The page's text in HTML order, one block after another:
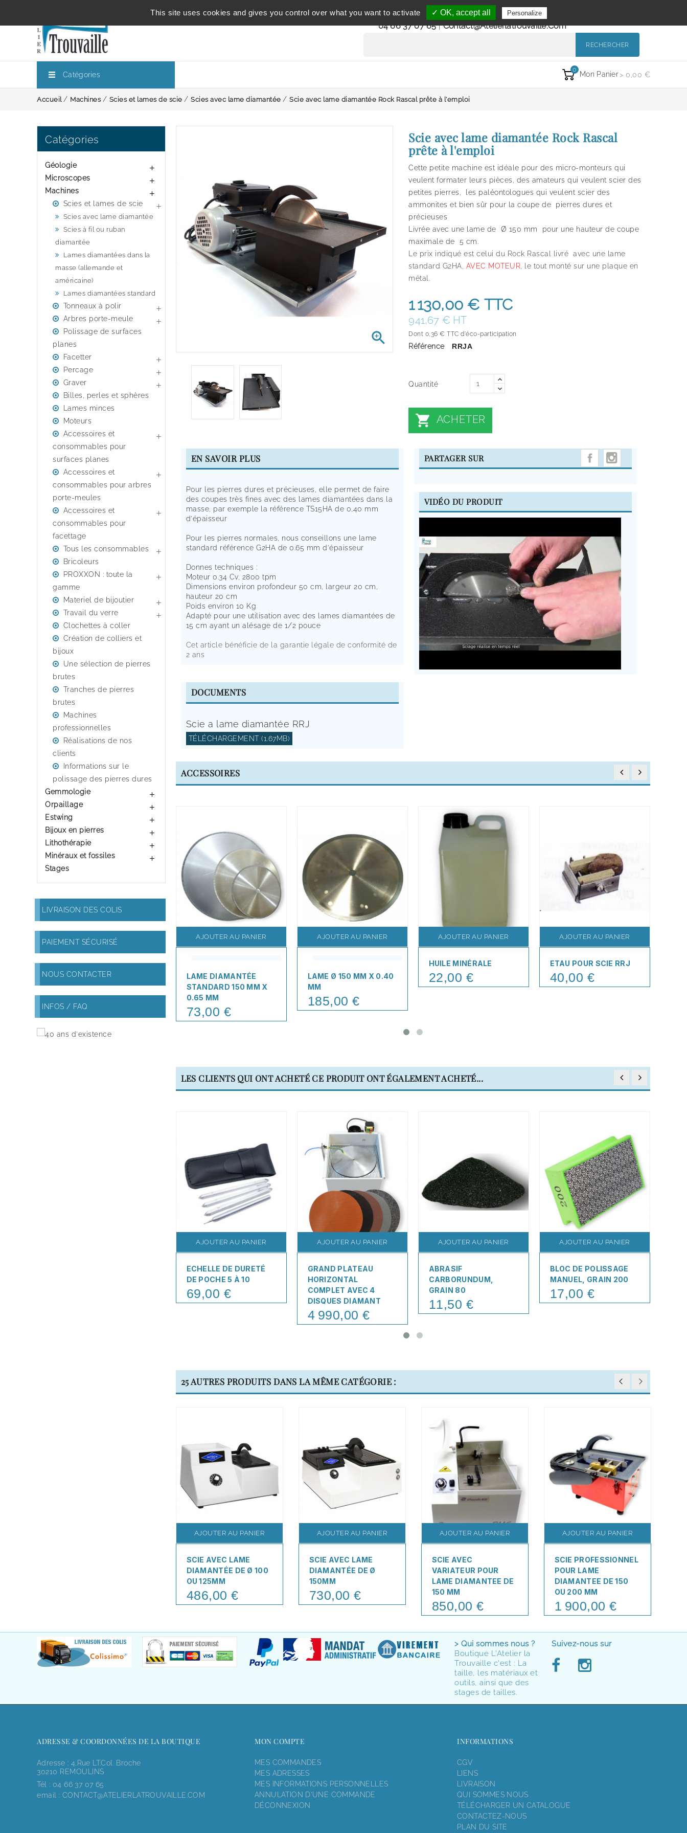
Service clientèle
du lundi au vendredi de 9h à 12h et de 14h à 18h
04 66 37 07 65|Contact@atelierlatrouvaille.com
RECHERCHER
Catégories
0
Mon Panier> 0,00 €
Accueil Machines Scies et lames de scie Scies avec lame diamantée Scie avec lame diamantée Rock Rascal prête à l'emploi
Catégories
Géologie 
Microscopes 
Machines 
Scies et lames de scie

Scies avec lame diamantée
Scies à fil ou ruban
diamantée
Lames diamantées dans la
masse (allemande et
américaine)
Lames diamantées standard
Tonneaux à polir 
Arbres porte-meule 
Polissage de surfaces
planes
Facetter

Percage 
Graver 
Billes, perles et sphères
Lames minces
Moteurs
Accessoires et
consommables pour
surfaces planes

Accessoires et
consommables pour arbres
porte-meules

Accessoires et
consommables pour
facettage

Tous les consommables 
Bricoleurs
PROXXON : toute la
gamme

Materiel de bijoutier 
Travail du verre 
Clochettes à coller
Création de colliers et
bijoux
Une sélection de pierres
brutes
Tranches de pierres
brutes
Machines
professionnelles
Réalisations de nos
clients
Informations sur le
polissage des pierres dures
Gemmologie

Orpaillage 
Estwing 
Bijoux en pierres 
Lithothérapie 
Minéraux et fossiles 
Stages
LIVRAISON DES COLIS
PAIEMENT SÉCURISÉ
NOUS CONTACTER
INFOS / FAQ

Scie avec lame diamantée Rock Rascal
prête à l'emploi
Cette petite machine est idéale pour des micro-monteurs qui
veulent formater leurs pièces, des amateurs qui veulent scier des
petites pierres, les paléontologues qui veulent scier des
ammonites et bien sûr pour la coupe de pierres dures et
précieuses
Livrée avec une lame de Ø 150 mm pour une hauteur de coupe
maximale de 5 cm.
Le prix indiqué est celui du Rock Rascal livré avec une lame
standard G2HA, AVEC MOTEUR , le tout monté sur une plaque en
métal.
1 130,00 € TTC
941,67 € HT
Dont 0,36 € TTC d'éco-participation
Référence RRJA
Quantité
 ACHETER
EN SAVOIR PLUS
Pour les pierres dures et précieuses, elle permet de faire
des coupes très fines avec des lames diamantées dans la
masse, par exemple la référence TS15HA de 0,40 mm
d'épaisseur
Pour les pierres normales, nous conseillons une lame
standard référence G2HA de 0.65 mm d'épaisseur
Donnes techniques :
Moteur 0.34 Cv, 2800 tpm
Dimensions environ profondeur 50 cm, largeur 20 cm,
hauteur 20 cm
Poids environ 10 Kg
Adapté pour une utilisation avec des lames diamantées de
15 cm ayant un alésage de 1/2 pouce
Cet article bénéficie de la garantie légale de conformité de
2 ans
PARTAGER SUR
VIDÉO DU PRODUIT
DOCUMENTS
Scie a lame diamantée RRJ
TÉLÉCHARGEMENT (1.67MB)
ACCESSOIRES
AJOUTER AU PANIER
LAME DIAMANTÉE
STANDARD 150 MM X
0.65 MM
Price
73,00 €
AJOUTER AU PANIER
LAME Ø 150 MM X 0.40
MM
Price
185,00 €
AJOUTER AU PANIER
HUILE MINÉRALE
Price
22,00 €
AJOUTER AU PANIER
ETAU POUR SCIE RRJ
Price
40,00 €
LES CLIENTS QUI ONT ACHETÉ CE PRODUIT ONT ÉGALEMENT ACHETÉ...
AJOUTER AU PANIER
ECHELLE DE DURETÉ
DE POCHE 5 À 10
Price
69,00 €
AJOUTER AU PANIER
GRAND PLATEAU
HORIZONTAL
COMPLET AVEC 4
DISQUES DIAMANT
Price
4 990,00 €
AJOUTER AU PANIER
ABRASIF
CARBORUNDUM,
GRAIN 80
Price
11,50 €
AJOUTER AU PANIER
BLOC DE POLISSAGE
MANUEL, GRAIN 200
Price
17,00 €
25 AUTRES PRODUITS DANS LA MÊME CATÉGORIE :
AJOUTER AU PANIER
SCIE AVEC LAME
DIAMANTÉE DE Ø 100
OU 125MM
Price
486,00 €
AJOUTER AU PANIER
SCIE AVEC LAME
DIAMANTÉE DE Ø
150MM
Price
730,00 €
AJOUTER AU PANIER
SCIE AVEC
VARIATEUR POUR
LAME DIAMANTEE DE
150 MM
Price
850,00 €
AJOUTER AU PANIER
SCIE PROFESSIONNEL
POUR LAME
DIAMANTEE DE 150
OU 200 MM
Price
1 900,00 €
> Qui sommes nous ?
Boutique L'Atelier la
Trouvaille c'est : La
taille, les matériaux et
outils, ainsi que des
stages de tailles.
Suivez-nous sur
ADRESSE & COORDONNÉES DE LA BOUTIQUE
Adresse : 4,rue LT.Col. Broche
30210 REMOULINS
Tél : 04 66 37 07 65
email : CONTACT@ATELIERLATROUVAILLE.COM
MON COMPTE
MES COMMANDES
MES ADRESSES
MES INFORMATIONS PERSONNELLES
ANNULATION D'UNE COMMANDE
DÉCONNEXION
INFORMATIONS
CGV
LIENS
LIVRAISON
QUI SOMMES NOUS
TÉLÉCHARGER UN CATALOGUE
CONTACTEZ-NOUS
PLAN DU SITE
This site uses cookies and gives you control over what you want to activate ✓ OK, accept all Personalize